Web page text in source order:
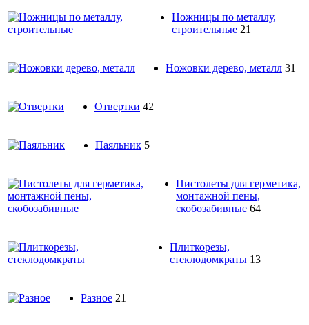
Ножницы по металлу,
строительные 21
Ножовки дерево, металл 31
Отвертки 42
Паяльник 5
Пистолеты для герметика,
монтажной пены,
скобозабивные 64
Плиткорезы,
стеклодомкраты 13
Разное 21